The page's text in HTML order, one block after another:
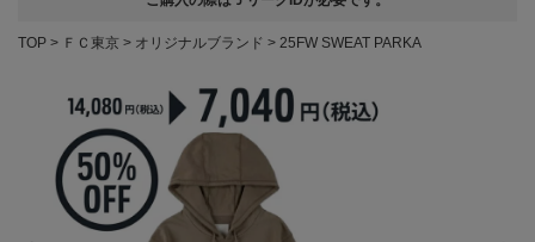
TOP ＦＣ東京 オリジナルブランド 25FW SWEAT PARKA